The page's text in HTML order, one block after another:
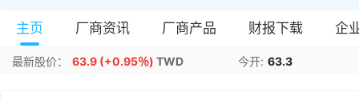
主页 厂商资讯 厂商产品 财报下载 企
最新股价： 63.9 (+0.95％) TWD 今开: 63.3